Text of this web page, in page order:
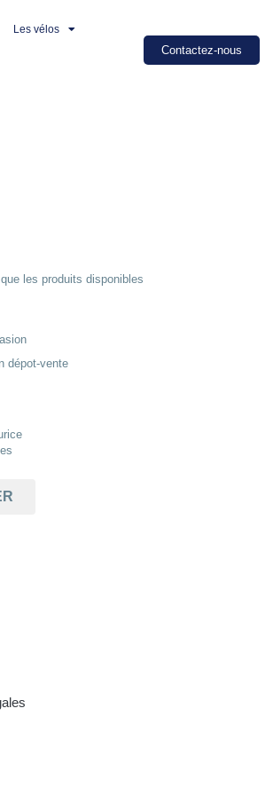
Les vélos
Contactez-nous
les produits disponibles
dépot-vente